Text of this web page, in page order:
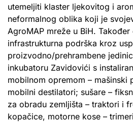
utemeljiti klaster ljekovitog i
neformalnog oblika koji je
AgroMAP mreže u BiH.
infrastrukturna podrška kroz
proizvodno/prehrambene
inkubatoru Zavidovići s
mobilnom opremom – mašinski
mobilni destilatori; sušare –
za obradu zemljišta – traktori i
kopačice, motorne kose –